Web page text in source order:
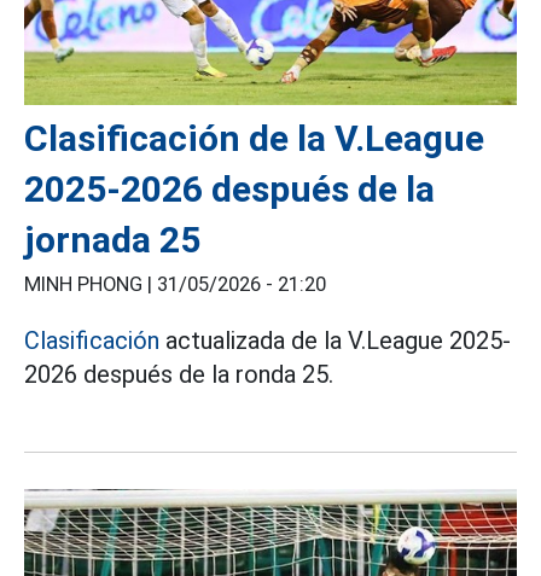
Clasificación de la V.League
2025-2026 después de la
jornada 25
MINH PHONG | 31/05/2026 - 21:20
Clasificación actualizada de la V.League 2025-
2026 después de la ronda 25.